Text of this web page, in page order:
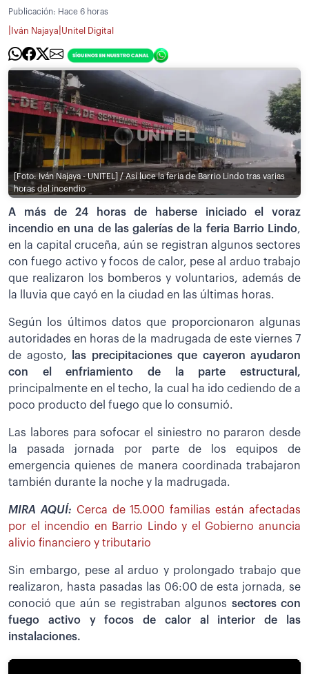
Publicación: Hace 6 horas
Iván Najaya Unitel Digital
[Foto: Iván Najaya - UNITEL] / Así luce la feria de Barrio Lindo tras varias
horas del incendio
A más de 24 horas de haberse iniciado el voraz
incendio en una de las galerías de la feria Barrio Lindo,
en la capital cruceña, aún se registran algunos sectores
con fuego activo y focos de calor, pese al arduo trabajo
que realizaron los bomberos y voluntarios, además de
la lluvia que cayó en la ciudad en las últimas horas.
Según los últimos datos que proporcionaron algunas
autoridades en horas de la madrugada de este viernes 7
de agosto,
las precipitaciones que cayeron ayudaron
con el enfriamiento de la parte estructural,
principalmente en el techo, la cual ha ido cediendo de a
poco producto del fuego que lo consumió.
Las labores para sofocar el siniestro no pararon desde
la pasada jornada por parte de los equipos de
emergencia quienes de manera coordinada trabajaron
también durante la noche y la madrugada.
MIRA AQUÍ: Cerca de 15.000 familias están afectadas
por el incendio en Barrio Lindo y el Gobierno anuncia
alivio financiero y tributario
Sin embargo, pese al arduo y prolongado trabajo que
realizaron, hasta pasadas las 06:00 de esta jornada, se
conoció que aún se registraban algunos sectores con
fuego activo y focos de calor al interior de las
instalaciones.